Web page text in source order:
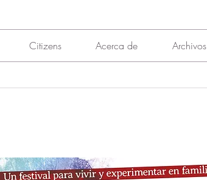
Citizens Acerca de Archivos